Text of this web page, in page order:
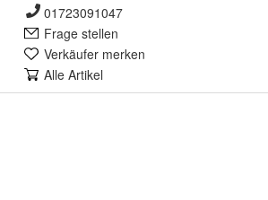
01723091047
Frage stellen
Verkäufer merken
Alle Artikel